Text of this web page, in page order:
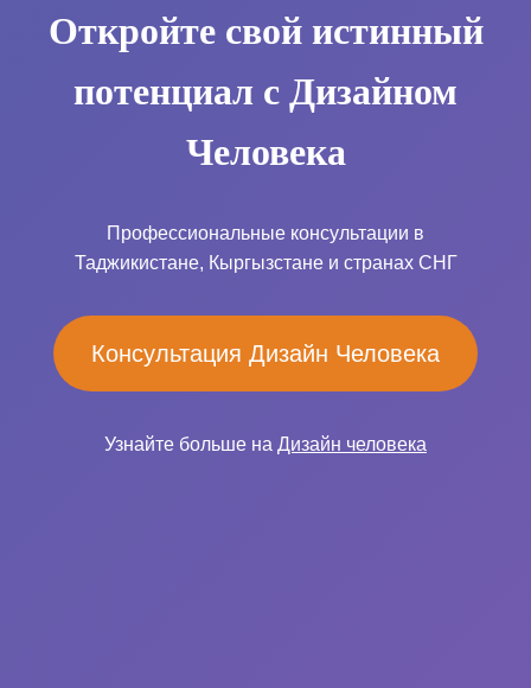
Откройте свой истинный
потенциал с Дизайном
Человека
Профессиональные консультации в
Таджикистане, Кыргызстане и странах СНГ
Консультация Дизайн Человека
Узнайте больше на Дизайн человека